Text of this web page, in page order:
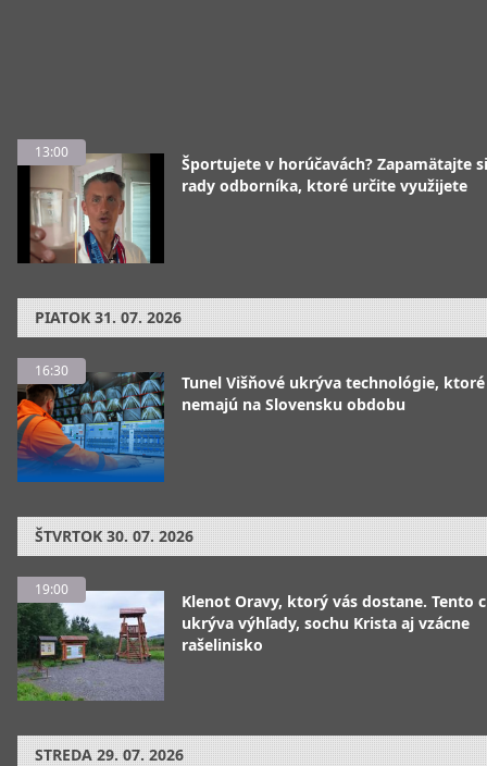
13:00
Športujete v horúčavách? Zapamätajte
rady odborníka, ktoré určite využijete
PIATOK 31. 07. 2026
16:30
Tunel Višňové ukrýva technológie, ktoré
nemajú na Slovensku obdobu
ŠTVRTOK 30. 07. 2026
19:00
Klenot Oravy, ktorý vás dostane. Tento
ukrýva výhľady, sochu Krista aj vzácne
rašelinisko
STREDA 29. 07. 2026